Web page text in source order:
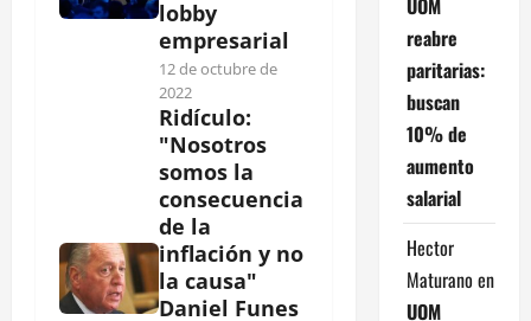
lobby
empresarial
12 de octubre de
2022
Ridículo:
"Nosotros
somos la
consecuencia
de la
inflación y no
la causa"
Daniel Funes
reabre
paritarias:
buscan
10% de
aumento
salarial
Hector
Maturano en
UOM